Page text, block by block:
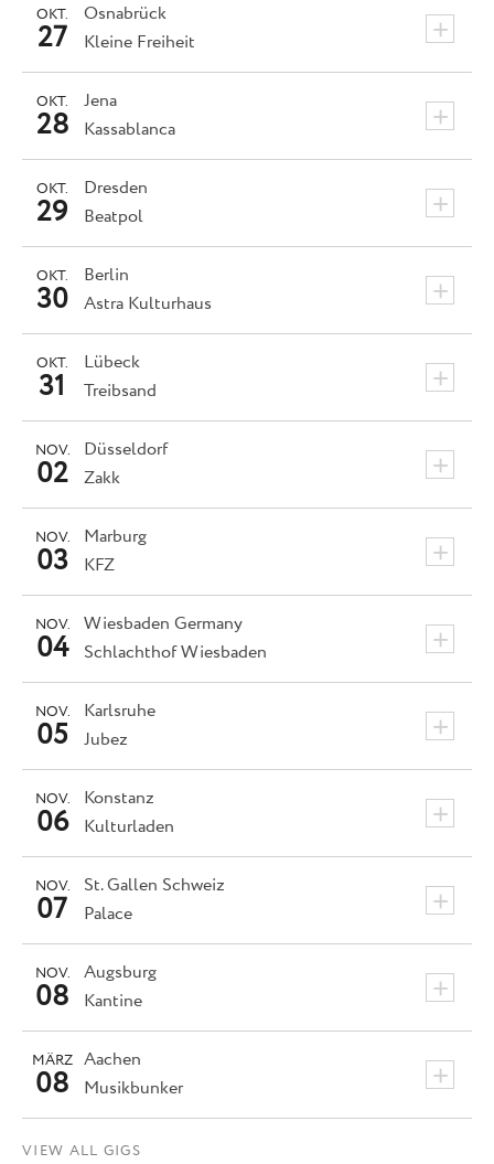
Osnabrück +
OKT.
27 Kleine Freiheit
Jena +
OKT.
28 Kassablanca
Dresden +
OKT.
29 Beatpol
Berlin +
OKT.
30 Astra Kulturhaus
Lübeck +
OKT.
31 Treibsand
Düsseldorf +
NOV.
02 Zakk
Marburg +
NOV.
03 KFZ
Wiesbaden Germany +
NOV.
04 Schlachthof Wiesbaden
Karlsruhe +
NOV.
05 Jubez
Konstanz +
NOV.
06 Kulturladen
St. Gallen Schweiz +
NOV.
07 Palace
Augsburg +
NOV.
08 Kantine
Aachen +
MÄRZ
08 Musikbunker
VIEW ALL GIGS